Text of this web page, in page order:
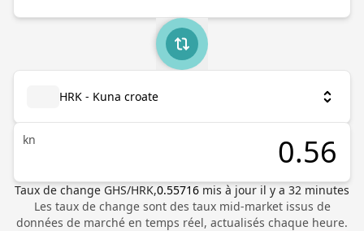
HRK - Kuna croate
kn
Taux de change GHS/HRK,0.55716 mis à jour il y a 32 minutes
Les taux de change sont des taux mid-market issus de
données de marché en temps réel, actualisés chaque heure.